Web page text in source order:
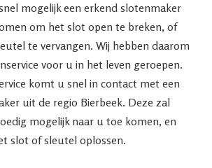
mogelijk een erkend slotenmaker
om het slot open te breken, of
te vervangen. Wij hebben daarom
voor u in het leven geroepen.
komt u snel in contact met een
uit de regio Bierbeek. Deze zal
mogelijk naar u toe komen, en
slot of sleutel oplossen.